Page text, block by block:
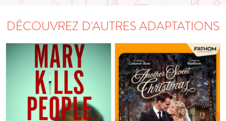
DÉCOUVREZ D'AUTRES ADAPTATIONS